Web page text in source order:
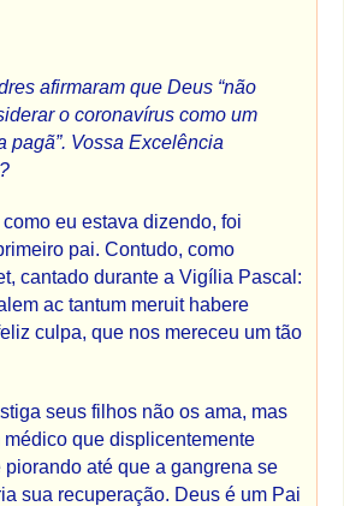
afirmaram que Deus “não
o coronavírus como um
pagã”. Vossa Excelência
eu estava dizendo, foi
pai. Contudo, como
cantado durante a Vigília Pascal:
ac tantum meruit habere
culpa, que nos mereceu um tão
seus filhos não os ama, mas
que displicentemente
até que a gangrena se
sua recuperação. Deus é um Pai